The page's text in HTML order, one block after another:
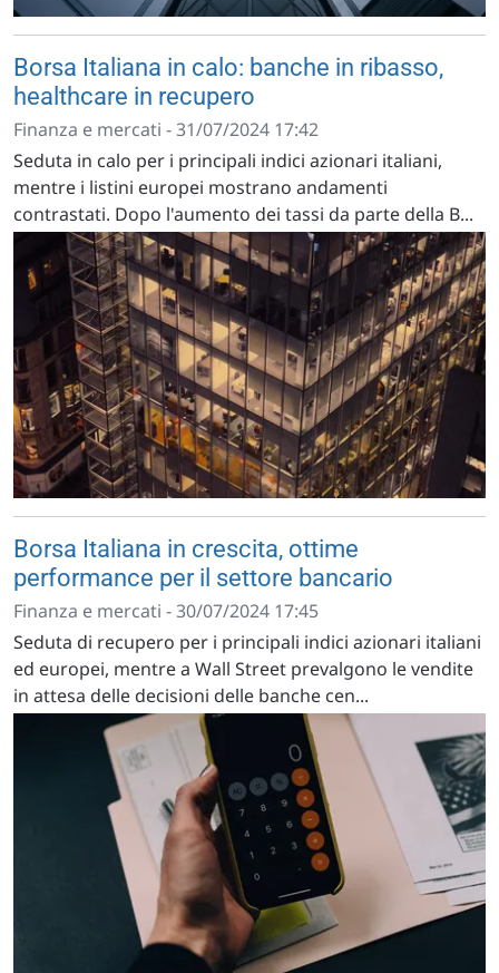
Borsa Italiana in calo: banche in ribasso,
healthcare in recupero
Finanza e mercati - 31/07/2024 17:42
Seduta in calo per i principali indici azionari italiani,
mentre i listini europei mostrano andamenti
contrastati. Dopo l'aumento dei tassi da parte della B...
Borsa Italiana in crescita, ottime
performance per il settore bancario
Finanza e mercati - 30/07/2024 17:45
Seduta di recupero per i principali indici azionari italiani
ed europei, mentre a Wall Street prevalgono le vendite
in attesa delle decisioni delle banche cen...